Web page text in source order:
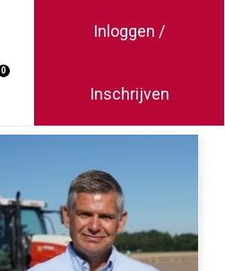
0
Inloggen /
Inschrijven